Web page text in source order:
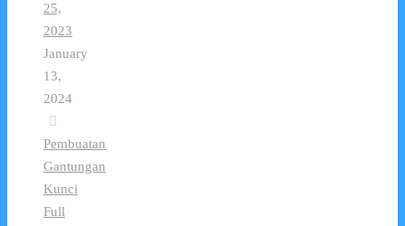
25,
2023
January
13,
2024
Pembuatan
Gantungan
Kunci
Full